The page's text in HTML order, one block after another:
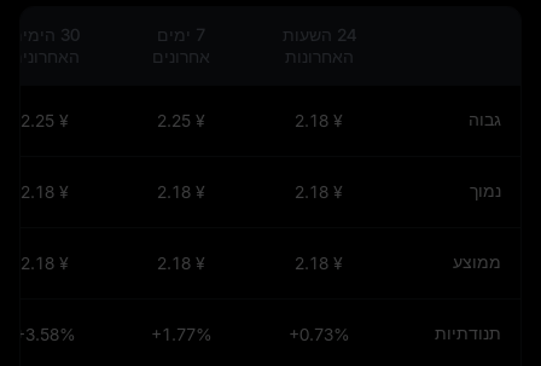
24 השעות
האחרונות
7 ימים
אחרונים
30 הימים
האחרונים
גבוה ¥ 2.18
¥ 2.25
¥ 2.25
נמוך ¥ 2.18
¥ 2.18
¥ 2.18
ממוצע ¥ 2.18
¥ 2.18
¥ 2.18
תנודתיות +0.73%
+1.77%
+3.58%